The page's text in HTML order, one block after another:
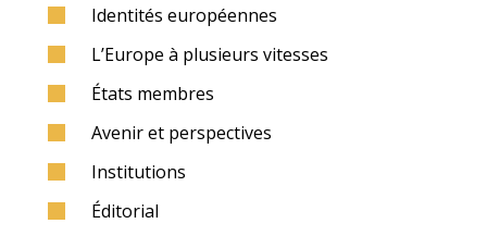
Identités européennes
L’Europe à plusieurs vitesses
États membres
Avenir et perspectives
Institutions
Éditorial